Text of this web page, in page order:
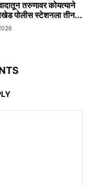
तरुणावर कोयत्याने
पोलीस स्टेशनला तीन...